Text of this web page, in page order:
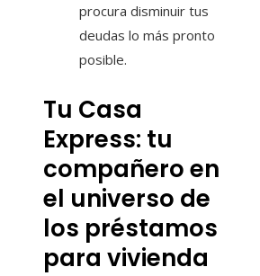
procura disminuir tus
deudas lo más pronto
posible.
Tu Casa
Express: tu
compañero en
el universo de
los préstamos
para vivienda